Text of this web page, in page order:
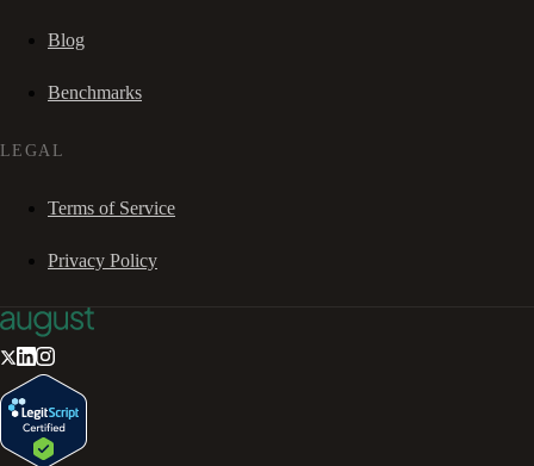
Blog
Benchmarks
LEGAL
Terms of Service
Privacy Policy